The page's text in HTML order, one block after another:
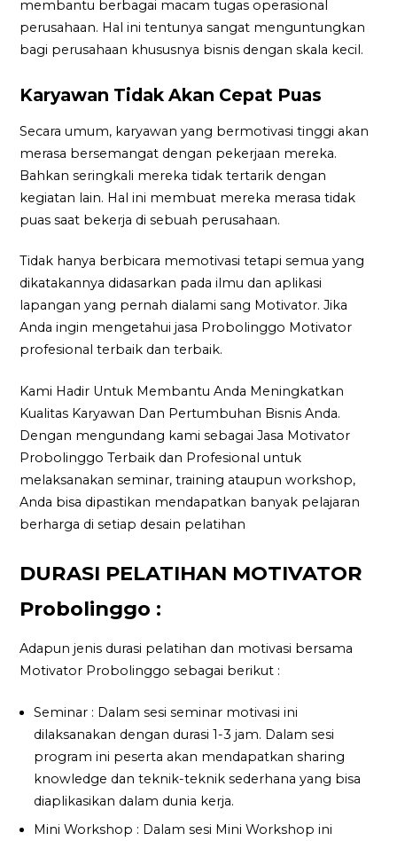
membantu berbagai macam tugas operasional
perusahaan. Hal ini tentunya sangat menguntungkan
bagi perusahaan khususnya bisnis dengan skala kecil.
Karyawan Tidak Akan Cepat Puas
Secara umum, karyawan yang bermotivasi tinggi akan
merasa bersemangat dengan pekerjaan mereka.
Bahkan seringkali mereka tidak tertarik dengan
kegiatan lain. Hal ini membuat mereka merasa tidak
puas saat bekerja di sebuah perusahaan.
Tidak hanya berbicara memotivasi tetapi semua yang
dikatakannya didasarkan pada ilmu dan aplikasi
lapangan yang pernah dialami sang Motivator. Jika
Anda ingin mengetahui jasa Probolinggo Motivator
profesional terbaik dan terbaik.
Kami Hadir Untuk Membantu Anda Meningkatkan
Kualitas Karyawan Dan Pertumbuhan Bisnis Anda.
Dengan mengundang kami sebagai Jasa Motivator
Probolinggo Terbaik dan Profesional untuk
melaksanakan seminar, training ataupun workshop,
Anda bisa dipastikan mendapatkan banyak pelajaran
berharga di setiap desain pelatihan
DURASI PELATIHAN MOTIVATOR
Probolinggo :
Adapun jenis durasi pelatihan dan motivasi bersama
Motivator Probolinggo sebagai berikut :
Seminar : Dalam sesi seminar motivasi ini
dilaksanakan dengan durasi 1-3 jam. Dalam sesi
program ini peserta akan mendapatkan sharing
knowledge dan teknik-teknik sederhana yang bisa
diaplikasikan dalam dunia kerja.
Mini Workshop : Dalam sesi Mini Workshop ini